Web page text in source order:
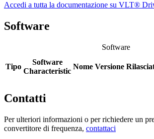
Accedi a tutta la documentazione su VLT®
Software
Software
Tipo
Software
Characteristic
Nome Versione
Contatti
Per ulteriori informazioni o per richiedere un
convertitore di frequenza, contattaci